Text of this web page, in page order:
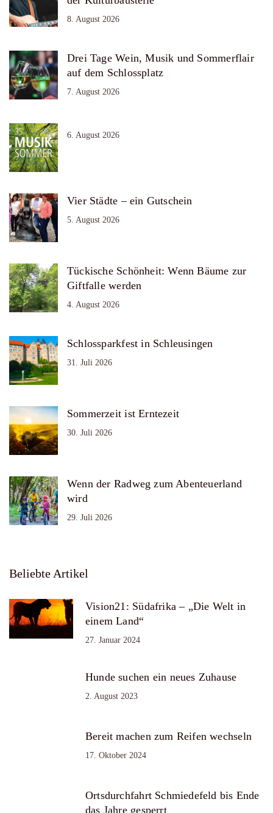
8. August 2026
Drei Tage Wein, Musik und Sommerflair
auf dem Schlossplatz
7. August 2026
6. August 2026
Vier Städte – ein Gutschein
5. August 2026
Tückische Schönheit: Wenn Bäume zur
Giftfalle werden
4. August 2026
Schlossparkfest in Schleusingen
31. Juli 2026
Sommerzeit ist Erntezeit
30. Juli 2026
Wenn der Radweg zum Abenteuerland
wird
29. Juli 2026
Beliebte Artikel
Vision21: Südafrika – „Die Welt in
einem Land“
27. Januar 2024
Hunde suchen ein neues Zuhause
2. August 2023
Bereit machen zum Reifen wechseln
17. Oktober 2024
Ortsdurchfahrt Schmiedefeld bis Ende
das Jahre gesperrt